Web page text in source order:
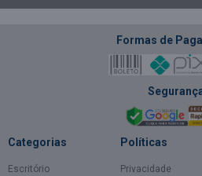
Formas de
Categorias
Escritório
Políticas
Privacidade